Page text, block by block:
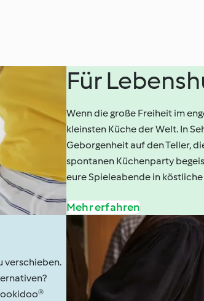
Für
Wenn die große Freiheit im
kleinsten Küche der Welt. In
Geborgenheit auf den Teller,
spontanen Küchenparty
eure Spieleabende in köstliche
Mehr erfahren
verschieben.